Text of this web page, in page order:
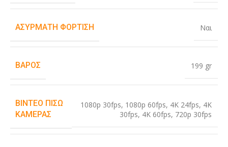
ΑΣΎΡΜΑΤΗ ΦΌΡΤΙΣΗ Ναι
ΒΆΡΟΣ 199 gr
ΒΊΝΤΕΟ ΠΊΣΩ
ΚΆΜΕΡΑΣ
1080p 30fps, 1080p 60fps, 4K 24fps, 4K
30fps, 4K 60fps, 720p 30fps